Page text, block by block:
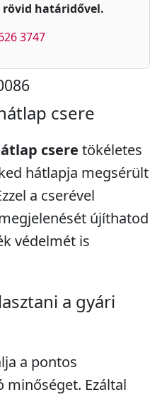
rövid határidővel.
3747
csere
csere tökéletes
hátlapja megsérült
a cserével
újíthatod
védelmét is
a gyári
a pontos
minőséget. Ezáltal